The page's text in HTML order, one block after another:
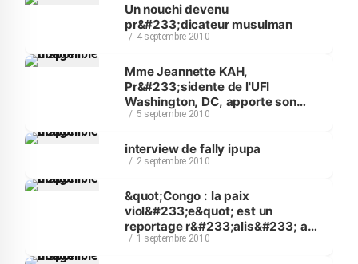
Un nouchi devenu
pr&#233;dicateur musulman
4 septembre 2010
Mme Jeannette KAH,
Pr&#233;sidente de l'UFI
Washington, DC, apporte son
soutien aux musulmans
5 septembre 2010
interview de fally ipupa
2 septembre 2010
&quot;Congo : la paix
viol&#233;e&quot; est un
reportage r&#233;alis&#233; au
Nord-Kivu
1 septembre 2010